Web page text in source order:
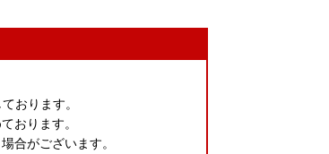
おります。
おります。
合がございます。